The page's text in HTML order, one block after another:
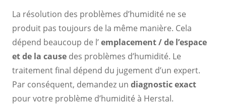
La résolution des problèmes d’humidité ne se
produit pas toujours de la même manière. Cela
dépend beaucoup de l’emplacement / de l’espace
et de la cause des problèmes d’humidité. Le
traitement final dépend du jugement d’un expert.
Par conséquent, demandez un diagnostic exact
pour votre problème d’humidité à Herstal.